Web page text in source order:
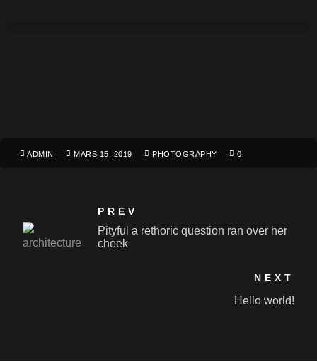
ADMIN MARS 15, 2019 PHOTOGRAPHY 0
PREV
Pityful a rethoric question ran over her
cheek
NEXT
Hello world!